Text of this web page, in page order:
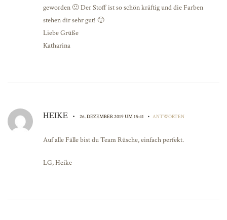
geworden 🙂 Der Stoff ist so schön kräftig und die Farben
stehen dir sehr gut! 🙂
Liebe Grüße
Katharina
HEIKE • 26. DEZEMBER 2019 UM 15:41 • ANTWORTEN
Auf alle Fälle bist du Team Rüsche, einfach perfekt.
LG, Heike